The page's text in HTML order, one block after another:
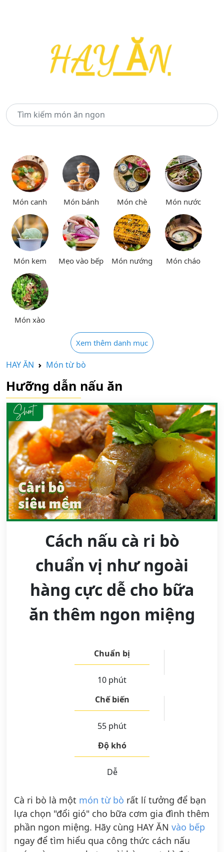
Món canh Món bánh Món chè Món nước
Món kem Mẹo vào bếp Món nướng Món cháo
Món xào
Xem thêm danh mục
HAY ĂN Món từ bò
Hưỡng dẫn nấu ăn
Cách nấu cà ri bò
chuẩn vị như ngoài
hàng cực dễ cho bữa
ăn thêm ngon miệng
Chuẩn bị
10 phút
Chế biến
55 phút
Độ khó
Dễ
Cà ri bò là một món từ bò rất lí tưởng để bạn
lựa chọn "đổi gió" cho bữa cơm gia đình thêm
phần ngon miệng. Hãy cùng HAY ĂN vào bếp
ngay để tìm hiểu qua công thức cách nấu